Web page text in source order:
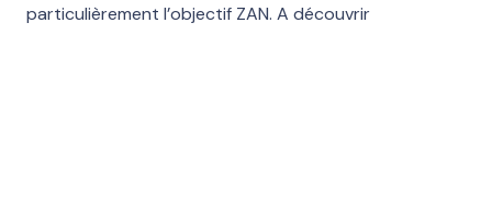
particulièrement l’objectif ZAN. A découvrir